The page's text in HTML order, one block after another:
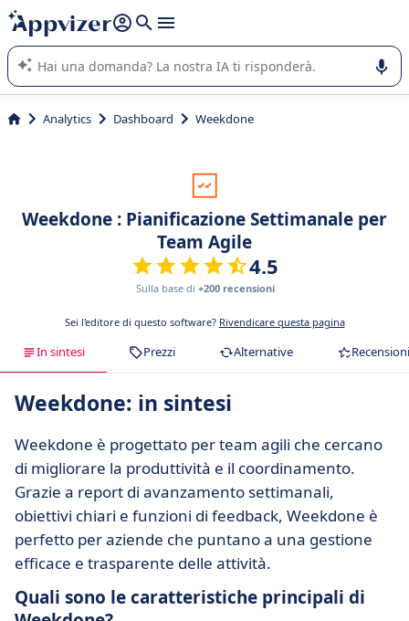
righe con
shift + enter
L'IA di Appvizer vi guida nell'utilizzo o nella scelta di un
software SaaS per la vostra azienda.
Analytics Dashboard Weekdone
Weekdone : Pianificazione Settimanale per
Team Agile
4.5
Sulla base di +200 recensioni
Sei l'editore di questo software? Rivendicare questa pagina
In sintesi Prezzi Alternative Recensioni
Weekdone: in sintesi
Weekdone è progettato per team agili che cercano
di migliorare la produttività e il coordinamento.
Grazie a report di avanzamento settimanali,
obiettivi chiari e funzioni di feedback, Weekdone è
perfetto per aziende che puntano a una gestione
efficace e trasparente delle attività.
Quali sono le caratteristiche principali di